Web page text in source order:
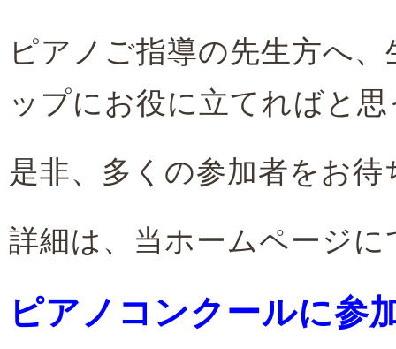
ピアノご指導の先生方へ
ップにお役に立てればと
是非、多くの参加者をお
詳細は、当ホームページ
ピアノコンクールに参